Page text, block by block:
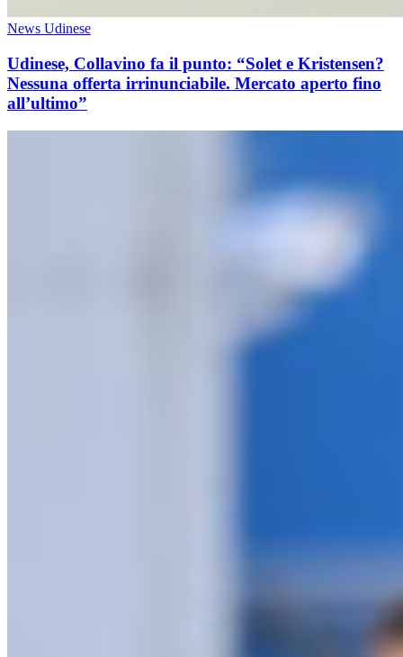
News Udinese
Udinese, Collavino fa il punto: “Solet e Kristensen?
Nessuna offerta irrinunciabile. Mercato aperto fino
all’ultimo”